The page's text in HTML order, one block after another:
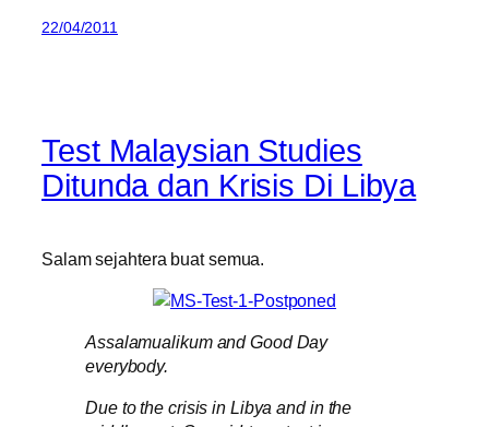
22/04/2011
Test Malaysian Studies
Ditunda dan Krisis Di Libya
Salam sejahtera buat semua.
Assalamualikum and Good Day
everybody.
Due to the crisis in Libya and in the